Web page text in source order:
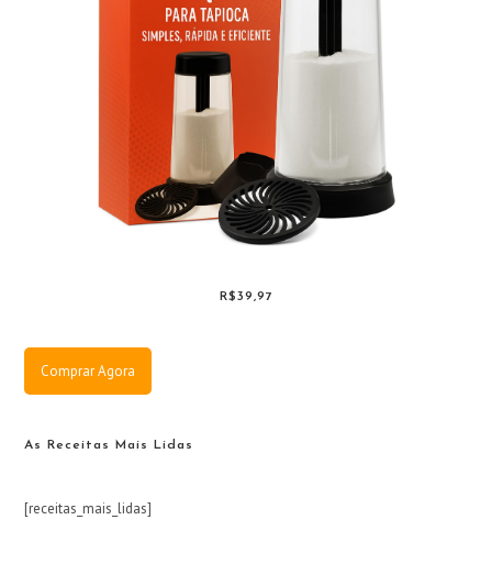
R$39,97
Comprar Agora
As Receitas Mais Lidas
[receitas_mais_lidas]